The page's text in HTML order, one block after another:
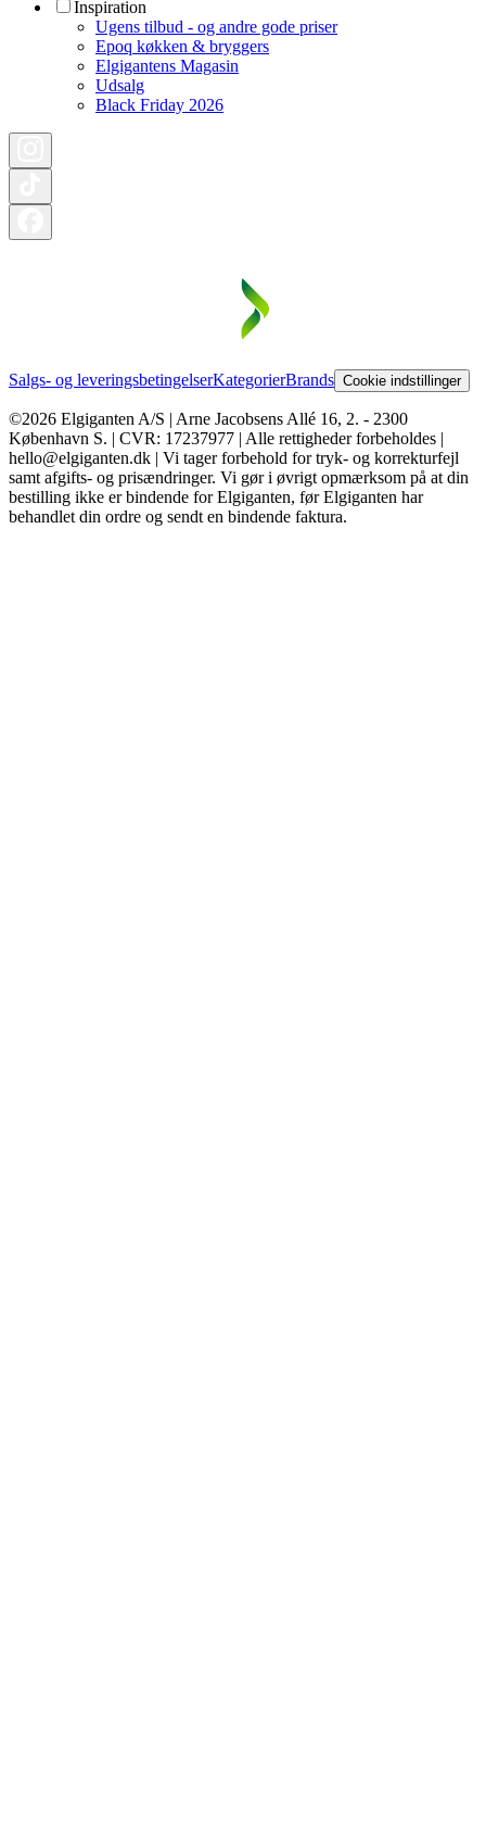
Inspiration
Ugens tilbud - og andre gode priser
Epoq køkken & bryggers
Elgigantens Magasin
Udsalg
Black Friday 2026
Salgs- og leveringsbetingelserKategorierBrands Cookie indstillinger
©2026 Elgiganten A/S | Arne Jacobsens Allé 16, 2. - 2300
København S. | CVR: 17237977 | Alle rettigheder forbeholdes |
hello@elgiganten.dk | Vi tager forbehold for tryk- og korrekturfejl
samt afgifts- og prisændringer. Vi gør i øvrigt opmærksom på at din
bestilling ikke er bindende for Elgiganten, før Elgiganten har
behandlet din ordre og sendt en bindende faktura.